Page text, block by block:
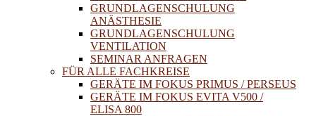
GRUNDLAGENSCHULUNG
ANÄSTHESIE
GRUNDLAGENSCHULUNG
VENTILATION
SEMINAR ANFRAGEN
FÜR ALLE FACHKREISE
GERÄTE IM FOKUS PRIMUS / PERSEUS
GERÄTE IM FOKUS EVITA V500 /
ELISA 800